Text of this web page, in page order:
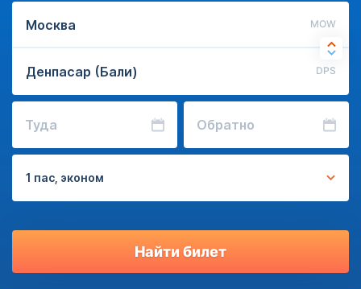
MOW
DPS
Туда Обратно
1 пас, эконом
Найти билет